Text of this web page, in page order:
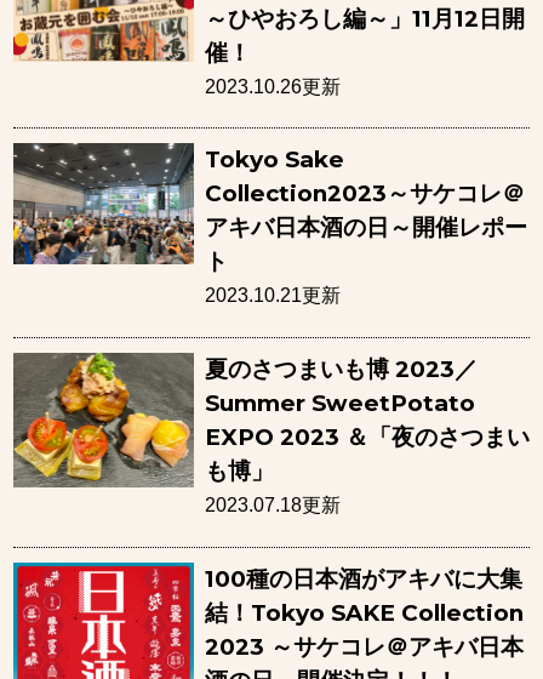
～ひやおろし編～」11月12日開
催！
2023.10.26更新
Tokyo Sake
Collection2023～サケコレ＠
アキバ日本酒の日～開催レポー
ト
2023.10.21更新
夏のさつまいも博 2023／
Summer SweetPotato
EXPO 2023 ＆「夜のさつまい
も博」
2023.07.18更新
100種の日本酒がアキバに大集
結！Tokyo SAKE Collection
2023 ～サケコレ＠アキバ日本